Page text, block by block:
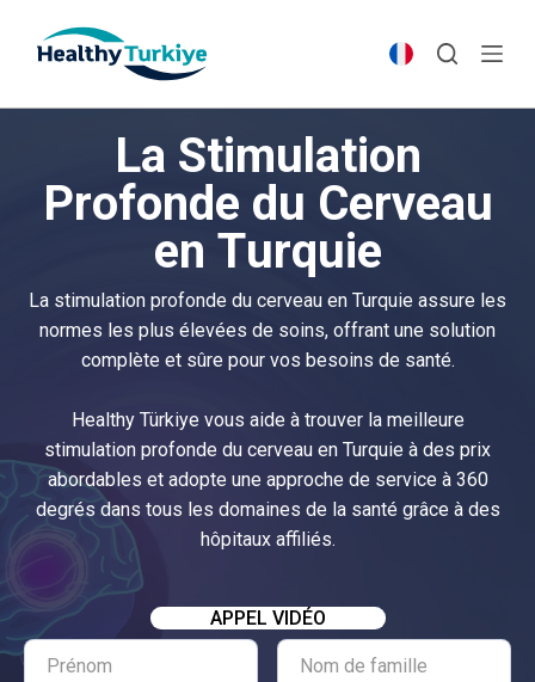
p
La Stimulation
Profonde du Cerveau
en Turquie
La stimulation profonde du cerveau en Turquie assure les
normes les plus élevées de soins, offrant une solution
complète et sûre pour vos besoins de santé.
Healthy Türkiye vous aide à trouver la meilleure
stimulation profonde du cerveau en Turquie à des prix
abordables et adopte une approche de service à 360
degrés dans tous les domaines de la santé grâce à des
hôpitaux affiliés.
APPEL VIDÉO